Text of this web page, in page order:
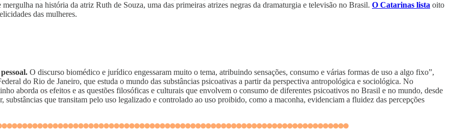
na história da atriz Ruth de Souza, uma das primeiras atrizes negras da dramaturgia e televisão no Brasil. O Catarinas lista oito
das mulheres.
O discurso biomédico e jurídico engessaram muito o tema, atribuindo sensações, consumo e várias formas de uso a algo fixo”,
do Rio de Janeiro, que estuda o mundo das substâncias psicoativas a partir da perspectiva antropológica e sociológica. No
aborda os efeitos e as questões filosóficas e culturais que envolvem o consumo de diferentes psicoativos no Brasil e no mundo, desde
que transitam pelo uso legalizado e controlado ao uso proibido, como a maconha, evidenciam a fluidez das percepções